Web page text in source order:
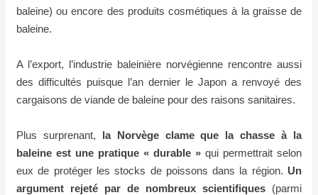
baleine) ou encore des produits cosmétiquesà la graisse de
baleine.
A l’export, l’industrie baleinière norvégienne rencontre aussi
des difficultés puisque l’an dernier le Japon a renvoyé des
cargaisons de viande de baleine pour des raisons sanitaires.
Plus surprenant, la Norvège clame que la chasse à la
baleine est une pratique « durable »qui permettrait selon
eux de protéger les stocks de poissons dans la région. Un
argument rejeté par de nombreux scientifiques(parmi